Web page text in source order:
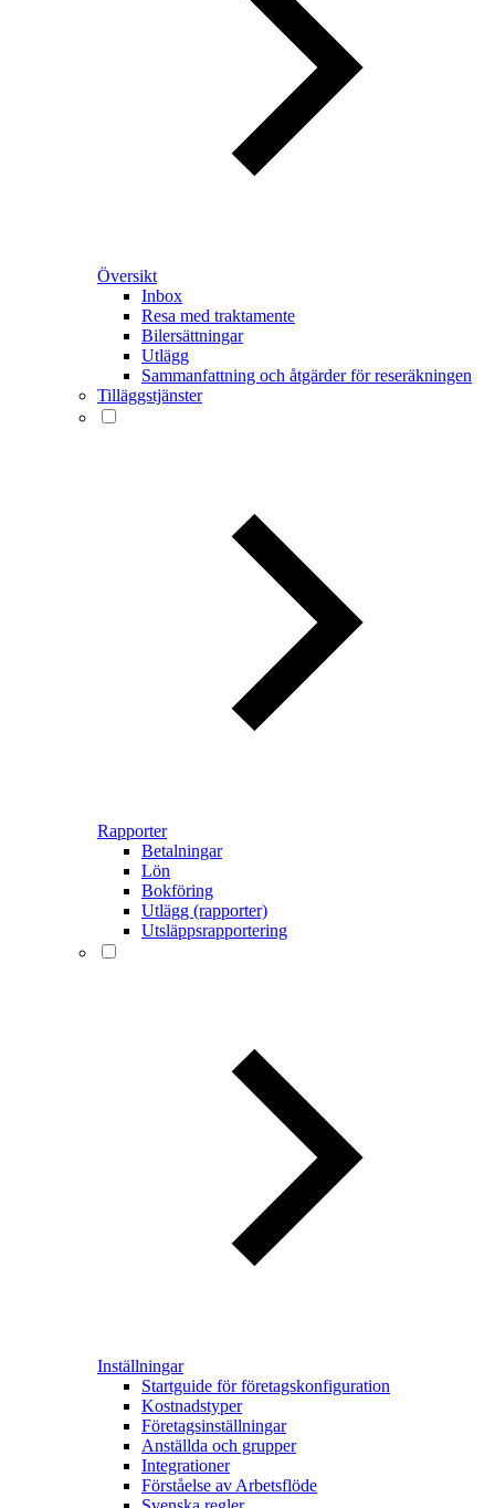
Översikt
Inbox
Resa med traktamente
Bilersättningar
Utlägg
Sammanfattning och åtgärder för reseräkningen
Tilläggstjänster
Rapporter
Betalningar
Lön
Bokföring
Utlägg (rapporter)
Utsläppsrapportering
Inställningar
Startguide för företagskonfiguration
Kostnadstyper
Företagsinställningar
Anställda och grupper
Integrationer
Förståelse av Arbetsflöde